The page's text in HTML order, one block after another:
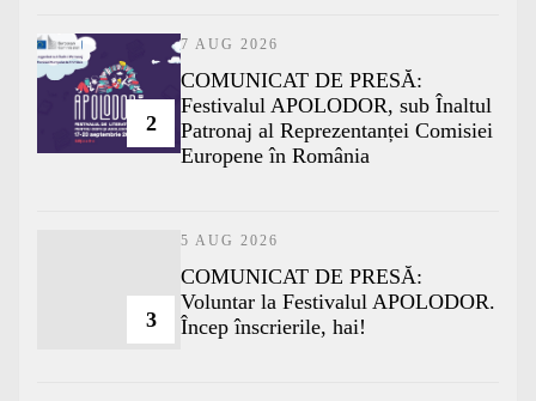
2
7 AUG 2026
COMUNICAT DE PRESĂ:
Festivalul APOLODOR, sub Înaltul
Patronaj al Reprezentanței Comisiei
Europene în România
3
5 AUG 2026
COMUNICAT DE PRESĂ:
Voluntar la Festivalul APOLODOR.
Încep înscrierile, hai!